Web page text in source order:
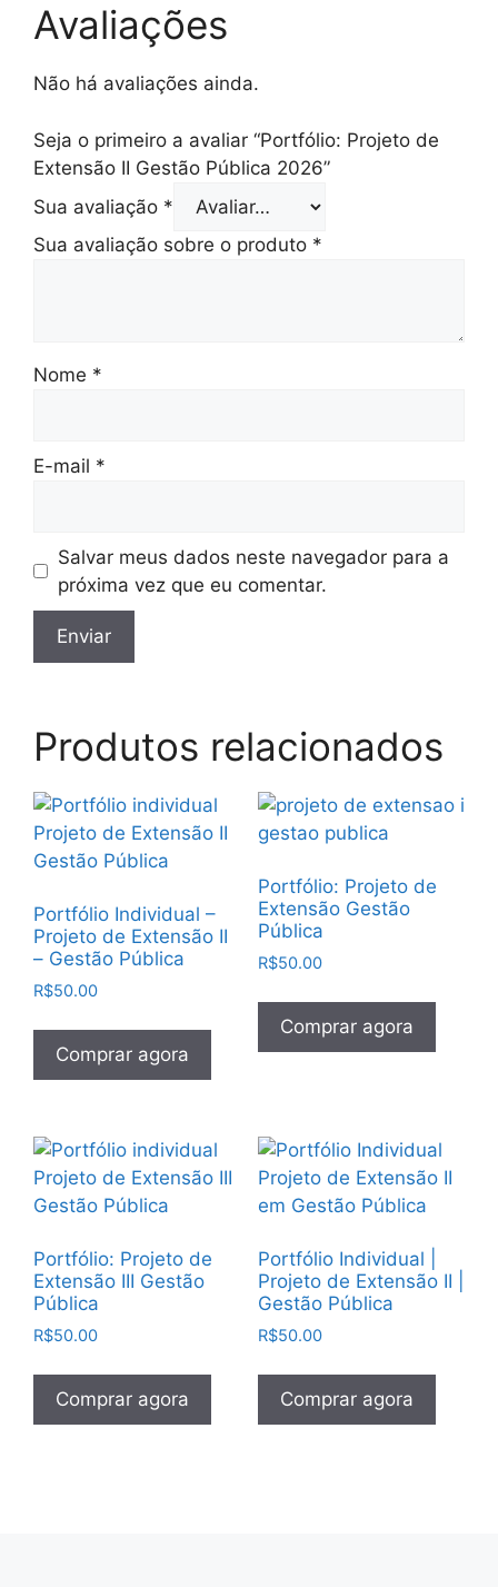
Avaliações
Não há avaliações ainda.
Seja o primeiro a avaliar “Portfólio: Projeto de
Extensão II Gestão Pública 2026”
Sua avaliação *
Sua avaliação sobre o produto *
Nome *
E-mail *
Salvar meus dados neste navegador para a
próxima vez que eu comentar.
Produtos relacionados
Portfólio Individual –
Projeto de Extensão II
– Gestão Pública
R$50.00
Comprar agora
Portfólio: Projeto de
Extensão Gestão
Pública
R$50.00
Comprar agora
Portfólio: Projeto de
Extensão III Gestão
Pública
R$50.00
Comprar agora
Portfólio Individual |
Projeto de Extensão II |
Gestão Pública
R$50.00
Comprar agora